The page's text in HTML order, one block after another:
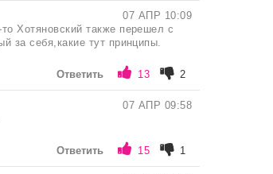
07 АПР 10:09
Хотяновский также перешел с
за себя,какие тут принципы.
Ответить 13 2
07 АПР 09:58
Ответить 15 1